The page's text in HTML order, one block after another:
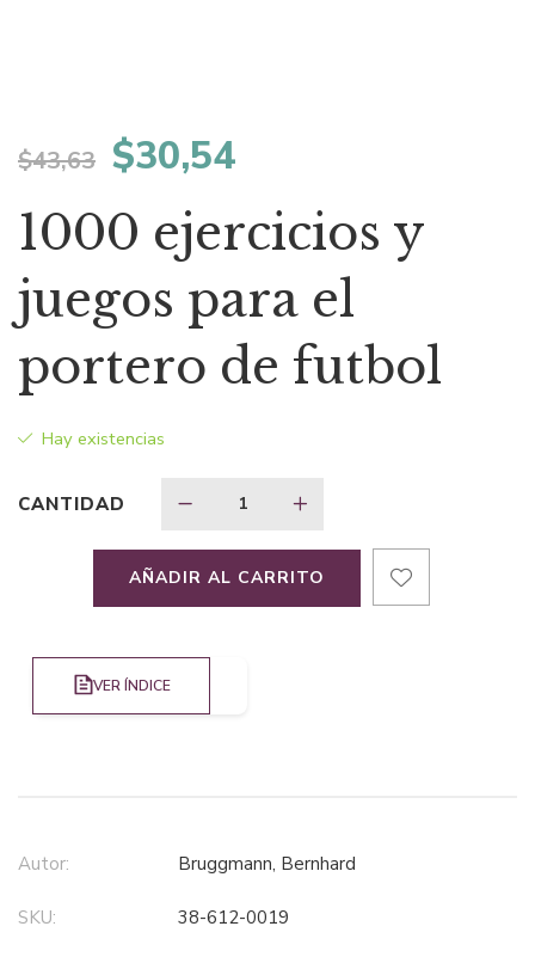
$43,63 El
precio
original
era:
$43,63.
$30,54El
precio
actual
es:
$30,54.
1000 ejercicios y
juegos para el
portero de futbol
Hay existencias
CANTIDAD
AÑADIR AL CARRITO
VER ÍNDICE
Autor: Bruggmann, Bernhard
SKU: 38-612-0019